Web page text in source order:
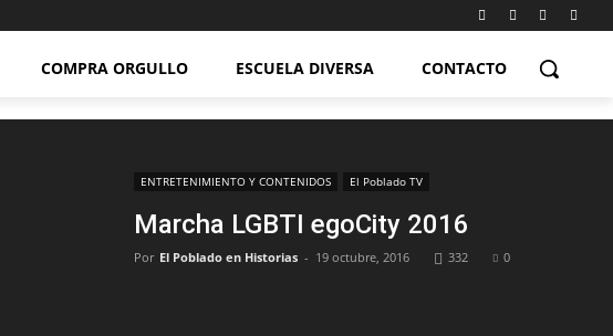
COMPRA ORGULLO ESCUELA DIVERSA CONTACTO
ENTRETENIMIENTO Y CONTENIDOS El Poblado TV
Marcha LGBTI egoCity 2016
Por El Poblado en Historias - 19 octubre, 2016 332 0